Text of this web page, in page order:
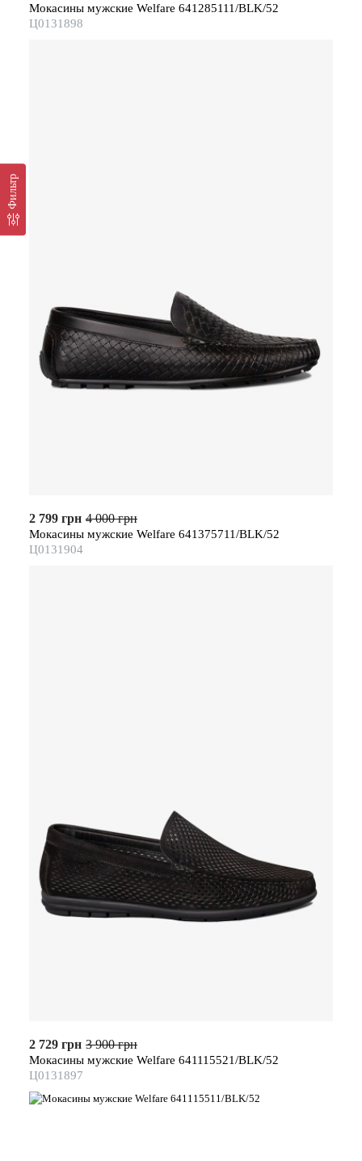
Фильтр
Мокасины мужские Welfare 641285111/BLK/52
Ц0131898
2 799 грн 4 000 грн
Мокасины мужские Welfare 641375711/BLK/52
Ц0131904
2 729 грн 3 900 грн
Мокасины мужские Welfare 641115521/BLK/52
Ц0131897